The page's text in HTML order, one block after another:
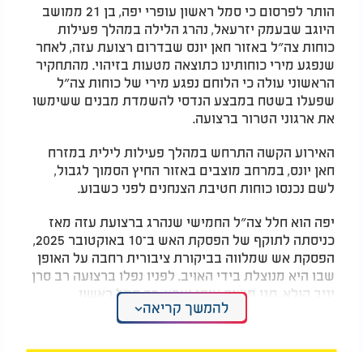
הותר לפרסום כי סמל ראשון עופרי יפה, בן 21 ממושב
היוגב שבעמק יזרעאל, נהרג הלילה במהלך פעילות
כוחות צה״ל באזור חאן יונס שבדרום רצועת עזה, לאחר
שנפגע מירי כוחותינו כתוצאה מטעות בזיהוי. מהתחקיר
הראשוני עולה כי הלוחם נפגע מירי של כוחות צה״ל
שפעלו בשטח במבצע הנדסי להשמדת מבנים ששימשו
את ארגוני הטרור ברצועה.​
האירוע הקשה התרחש במהלך פעילות לילית במזרח
חאן יונס, במרחב מוצבים באזור החיץ הסמוך לגבול,
לשם נכנסו כוחות חטיבת הצנחנים לפני כשבוע.
יפה הוא חלל צה״ל החמישי שנהרג ברצועת עזה מאז
כניסתה לתוקף של הפסקת האש ב־10 באוקטובר 2025,
הפסקת אש שמלווה בביקורת ציבורית רחבה על האופן
שבו היא מנוצלת בידי האויב. לפניו נפלו ברצועה רב סרן
יניב קולא, סגן משנה איתי יעבץ, רב סמל ראשון
במילואים אפי (יונה אפרים) פלדבאום ורב סמל
במילואים עשהאל באבד.
להמשך קריאה